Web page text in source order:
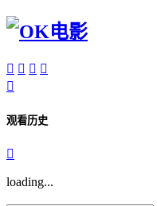
   

观看历史

loading...